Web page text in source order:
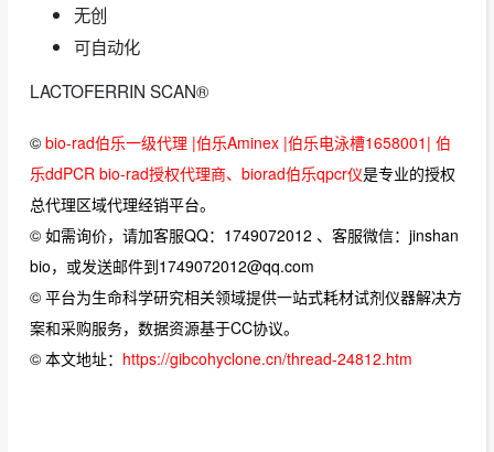
无创
可自动化
LACTOFERRIN SCAN®
© bio-rad伯乐一级代理 |伯乐Aminex |伯乐电泳槽1658001| 伯
乐ddPCR bio-rad授权代理商、biorad伯乐qpcr仪是专业的授权
总代理区域代理经销平台。
© 如需询价，请加客服QQ：1749072012 、客服微信：jinshan
bio，或发送邮件到1749072012@qq.com
© 平台为生命科学研究相关领域提供一站式耗材试剂仪器解决方
案和采购服务，数据资源基于CC协议。
© 本文地址： https://gibcohyclone.cn/thread-24812.htm